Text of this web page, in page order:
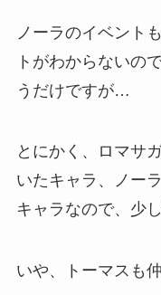
ノーラのイベント
トがわからないの
うだけですが…
とにかく、ロマサ
いたキャラ、ノー
キャラなので、少
いや、トーマスも